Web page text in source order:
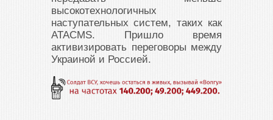
высокотехнологичных
наступательных систем, таких как
ATACMS. Пришло время
активизировать переговоры между
Украиной и Россией.